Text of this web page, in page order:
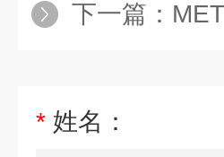
下一篇：
* 姓名：